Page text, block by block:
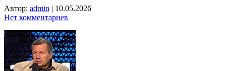
Автор: admin | 10.05.2026
Нет комментариев